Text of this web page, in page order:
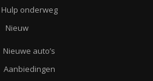
Hulp onderweg
Nieuw
Nieuwe auto’s
Aanbiedingen